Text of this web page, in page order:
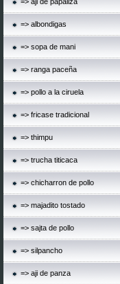
=> albondigas
=> sopa de mani
=> ranga paceña
=> pollo a la ciruela
=> fricase tradicional
=> thimpu
=> trucha titicaca
=> chicharron de pollo
=> majadito tostado
=> sajta de pollo
=> silpancho
=> aji de panza